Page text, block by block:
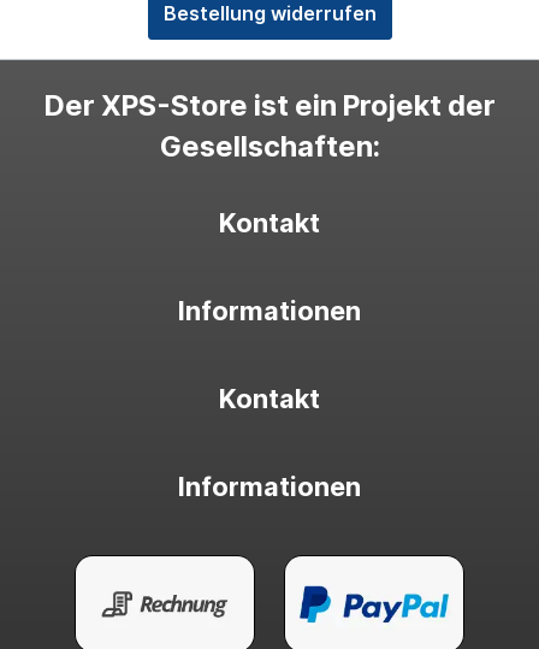
Bestellung widerrufen
Der XPS-Store ist ein Projekt der
Gesellschaften:
Kontakt
Informationen
Kontakt
Informationen